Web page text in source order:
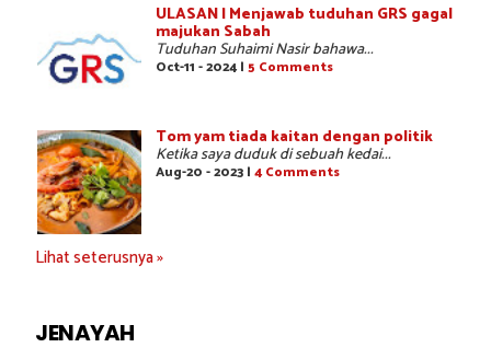
ULASAN | Menjawab tuduhan GRS gagal
majukan Sabah
Tuduhan Suhaimi Nasir bahawa...
Oct-11 - 2024 | 5 Comments
Tom yam tiada kaitan dengan politik
Ketika saya duduk di sebuah kedai...
Aug-20 - 2023 | 4 Comments
Lihat seterusnya »
JENAYAH